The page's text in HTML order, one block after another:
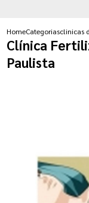
HomeCategoriasclinicas
Clínica
Paulista